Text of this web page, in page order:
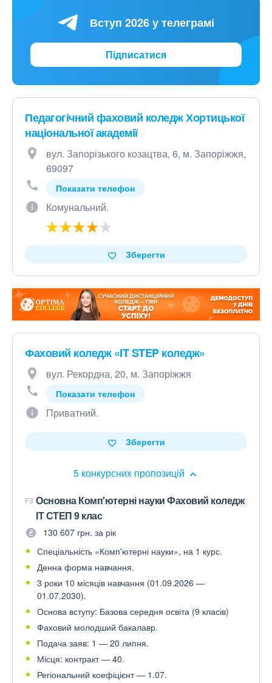
Вступ 2026 у телеграмі
Підписатися
Педагогічний фаховий коледж Хортицької
національної академії
вул. Запорізького козацтва, 6, м. Запоріжжя,
69097
Показати телефон
Комунальний.
Зберегти
Фаховий коледж «IT STEP коледж»
вул. Рекордна, 20, м. Запоріжжя
Показати телефон
Приватний.
5 конкурсних пропозицій
Зберегти
F3 Основна Комп'ютерні науки Фаховий коледж
ІТ СТЕП 9 клас
130 607 грн. за рік
Спеціальність «Комп'ютерні науки», на 1 курс.
Денна форма навчання.
3 роки 10 місяців навчання (01.09.2026 —
01.07.2030).
Основа вступу: Базова середня освіта (9 класів)
Фаховий молодший бакалавр.
Подача заяв: 1 — 20 липня.
Місця: контракт — 40.
Регіональний коефіцієнт — 1.07.